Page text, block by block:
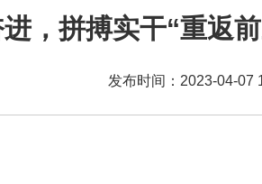
，拼搏实干“重返
发布时间：2023-04-07